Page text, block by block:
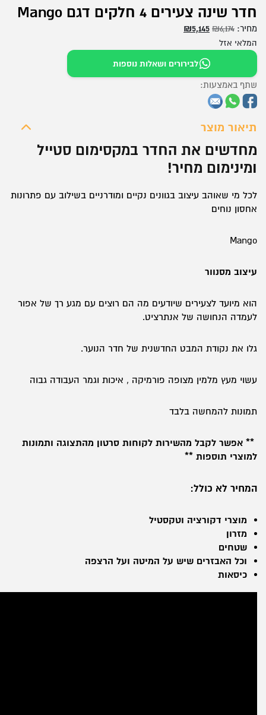
חדר שינה צעירים 4 חלקים דגם Mango
מחיר: ₪6,174
המחיר
היה:
₪6,174.
₪5,145
המלאי אזל
לבירורים ושאלות נוספות
תיאור מוצר
מחדשים את החדר במקסימום סטייל
ומינימום מחיר!
לכל מי שאוהב עיצוב בגוונים נקיים ומודרניים בשילוב עם פתרונות
אחסון נוחים
Mango
עיצוב מסנוור
הוא מיועד לצעירים שיודעים מה הם רוצים עם מגע רך של אפור
לעמדה הנחושה של אנתרציט.
גלו את נקודת המבט החדשנית של חדר הנוער.
עשוי מעץ מלמין מצופה פורמיקה , איכות וגמר העבודה גבוה
תמונות להמחשה בלבד
** אפשר לקבל מהשירות לקוחות סרטון מהתצוגה ותמונות
למוצרי תוספות **
המחיר לא כולל:
מוצרי דקורציה וטקסטיל
מזרון
שטחים
וכל האבזרים שיש על המיטה ועל הרצפה
כיסאות
שתף באמצעות: